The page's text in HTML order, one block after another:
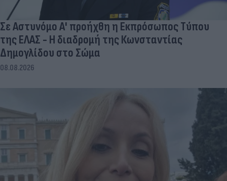
Σε Αστυνόμο Α' προήχθη η Εκπρόσωπος Τύπου
της ΕΛΑΣ - Η διαδρομή της Κωνσταντίας
Δημογλίδου στο Σώμα
08.08.2026